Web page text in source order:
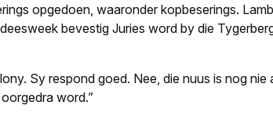
opgedoen, waaronder kopbeserings.
bevestig Juries word by die
Sy respond goed. Nee, die nuus is nog nie
word.”